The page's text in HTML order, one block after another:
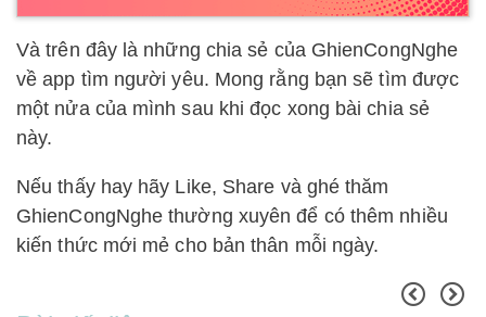
Và trên đây là những chia sẻ của GhienCongNghe
về app tìm người yêu. Mong rằng bạn sẽ tìm được
một nửa của mình sau khi đọc xong bài chia sẻ
này.
Nếu thấy hay hãy Like, Share và ghé thăm
GhienCongNghe thường xuyên để có thêm nhiều
kiến thức mới mẻ cho bản thân mỗi ngày.